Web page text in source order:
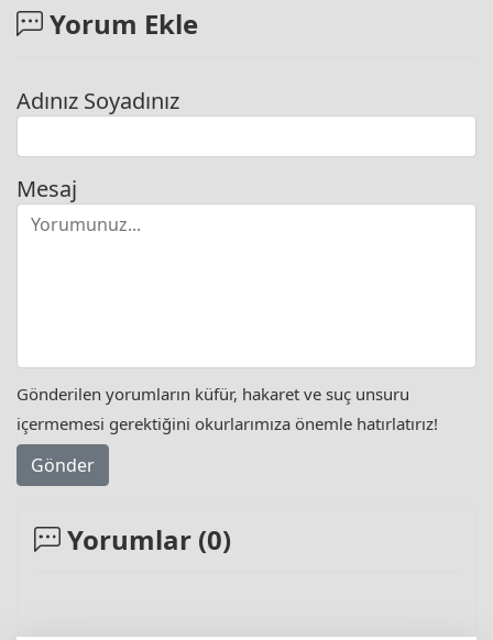
Yorum Ekle
Adınız Soyadınız
Mesaj
Gönderilen yorumların küfür, hakaret ve suç unsuru
içermemesi gerektiğini okurlarımıza önemle hatırlatırız!
Gönder
Yorumlar (0)